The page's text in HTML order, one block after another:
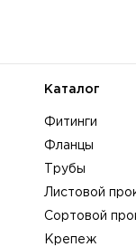
Каталог
Фитинги
Фланцы
Трубы
Листовой
Сортовой
Крепеж